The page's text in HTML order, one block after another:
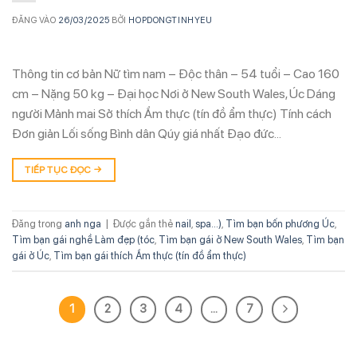
ĐĂNG VÀO 26/03/2025 BỞI HOPDONGTINHYEU
Thông tin cơ bản Nữ tìm nam – Độc thân – 54 tuổi – Cao 160
cm – Nặng 50 kg – Đại học Nơi ở New South Wales, Úc Dáng
người Mảnh mai Sở thích Ẩm thực (tín đồ ẩm thực) Tính cách
Đơn giản Lối sống Bình dân Qúy giá nhất Đạo đức…
TIẾP TỤC ĐỌC →
Đăng trong anh nga Được gắn thẻ nail , spa...), Tìm bạn bốn phương Úc,
Tìm bạn gái nghề Làm đẹp (tóc, Tìm bạn gái ở New South Wales, Tìm bạn
gái ở Úc, Tìm bạn gái thích Ẩm thực (tín đồ ẩm thực)
1 2 3 4 … 7